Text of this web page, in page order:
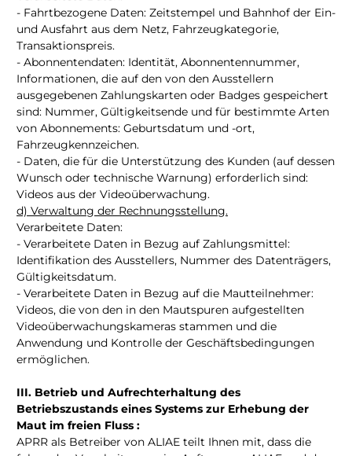
- Fahrtbezogene Daten: Zeitstempel und Bahnhof der Ein-
und Ausfahrt aus dem Netz, Fahrzeugkategorie,
Transaktionspreis.
- Abonnentendaten: Identität, Abonnentennummer,
Informationen, die auf den von den Ausstellern
ausgegebenen Zahlungskarten oder Badges gespeichert
sind: Nummer, Gültigkeitsende und für bestimmte Arten
von Abonnements: Geburtsdatum und -ort,
Fahrzeugkennzeichen.
- Daten, die für die Unterstützung des Kunden (auf dessen
Wunsch oder technische Warnung) erforderlich sind:
Videos aus der Videoüberwachung.
d) Verwaltung der Rechnungsstellung.
Verarbeitete Daten:
- Verarbeitete Daten in Bezug auf Zahlungsmittel:
Identifikation des Ausstellers, Nummer des Datenträgers,
Gültigkeitsdatum.
- Verarbeitete Daten in Bezug auf die Mautteilnehmer:
Videos, die von den in den Mautspuren aufgestellten
Videoüberwachungskameras stammen und die
Anwendung und Kontrolle der Geschäftsbedingungen
ermöglichen.
III. Betrieb und Aufrechterhaltung des
Betriebszustands eines Systems zur Erhebung der
Maut im freien Fluss :
APRR als Betreiber von ALIAE teilt Ihnen mit, dass die